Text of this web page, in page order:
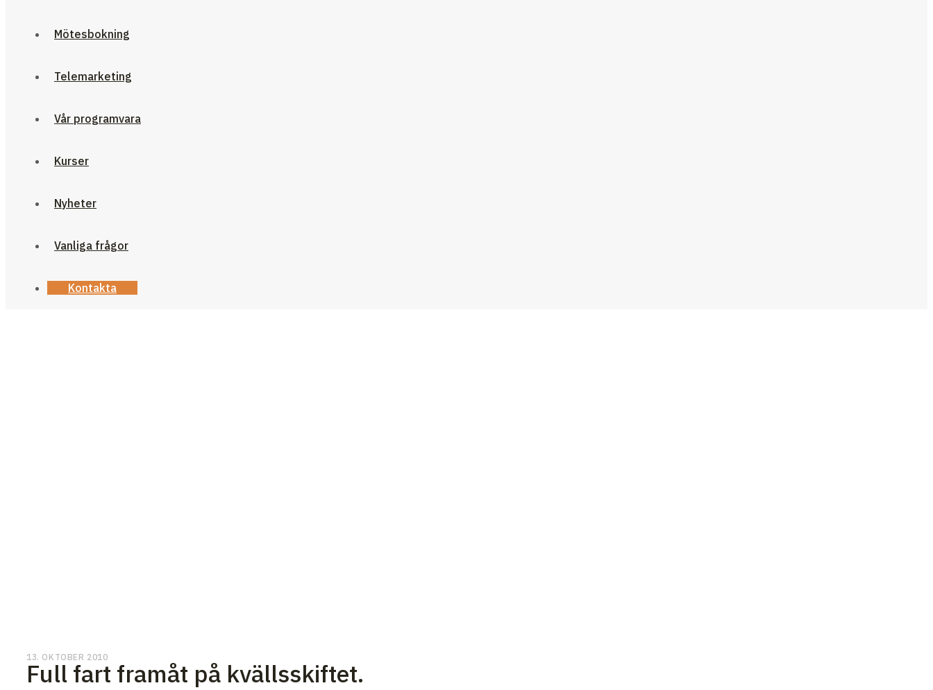
Mötesbokning
Telemarketing
Vår programvara
Kurser
Nyheter
Vanliga frågor
Kontakta
13. OKTOBER 2010
Full fart framåt på kvällsskiftet.